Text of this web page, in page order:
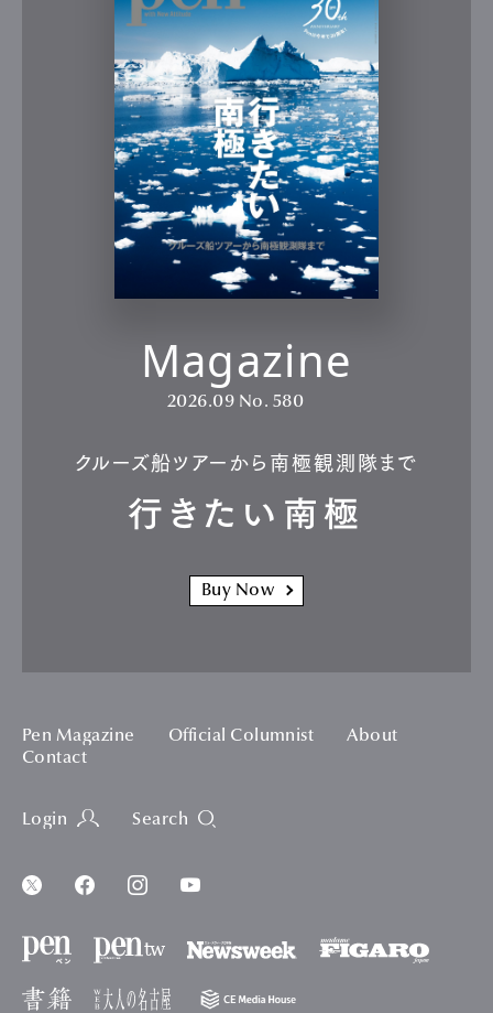
Magazine
2026.09 No. 580
クルーズ船ツアーから南極観測隊まで
行きたい南極
Buy Now
Pen Magazine Official Columnist
About
Contact
Login Search